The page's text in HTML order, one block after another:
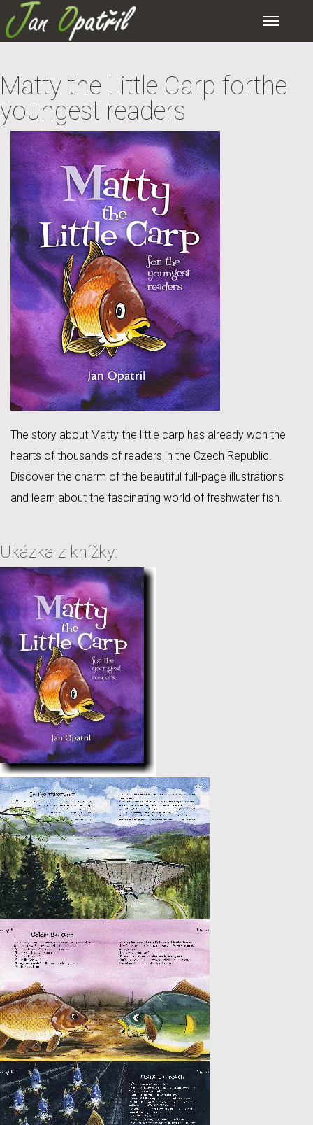
Matty the Little Carp forthe
youngest readers
The story about Matty the little carp has already won the
hearts of thousands of readers in the Czech Republic.
Discover the charm of the beautiful full-page illustrations
and learn about the fascinating world of freshwater fish.
Ukázka z knížky: